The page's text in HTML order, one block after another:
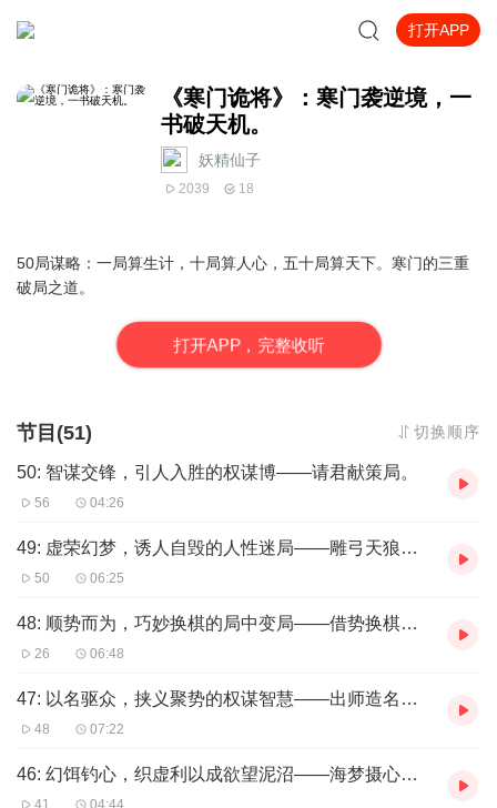
打开APP
《寒门诡将》：寒门袭逆境，⼀
书破天机。
妖精仙子
2039 18
50局谋略：一局算生计，十局算人心，五十局算天下。寒门的三重
破局之道。
打开APP，完整收听
节目(51) 切换顺序
50: 智谋交锋，引人入胜的权谋博——请君献策局。
56 04:26
49: 虚荣幻梦，诱人自毁的人性迷局——雕弓天狼局。
50 06:25
48: 顺势而为，巧妙换棋的局中变局——借势换棋局。
26 06:48
47: 以名驱众，挟义聚势的权谋智慧——出师造名局。
48 07:22
46: 幻饵钓心，织虚利以成欲望泥沼——海梦摄心局。
41 04:44